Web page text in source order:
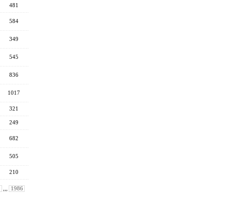
481
584
349
545
836
1017
321
249
682
505
210
,,, 1986